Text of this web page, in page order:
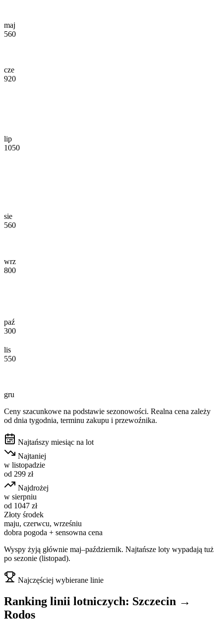
maj
560
cze
920
lip
1050
sie
560
wrz
800
paź
300
lis
550
gru
Ceny szacunkowe na podstawie sezonowości. Realna cena zależy
od dnia tygodnia, terminu zakupu i przewoźnika.
Najtańszy miesiąc na lot
Najtaniej
w listopadzie
od 299 zł
Najdrożej
w sierpniu
od 1047 zł
Złoty środek
maju, czerwcu, wrześniu
dobra pogoda + sensowna cena
Wyspy żyją głównie maj–październik. Najtańsze loty wypadają tuż
po sezonie (listopad).
Najczęściej wybierane linie
Ranking linii lotniczych: Szczecin →
Rodos